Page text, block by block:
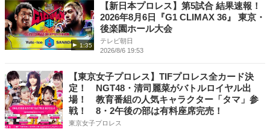
1:35
【新日本プロレス】第5試合 結果速報！
2026年8月6日『G1 CLIMAX 36』 東京・
後楽園ホール大会
テレビ朝日
2026/8/6 19:53
【東京女子プロレス】TIFプロレス全カード決
定！ NGT48・清司麗菜がバトルロイヤル出
場！ 教育番組の人気キャラクター「タマ」参
戦！ 8・2午後の部は有料座席完売！
東京女子プロレス